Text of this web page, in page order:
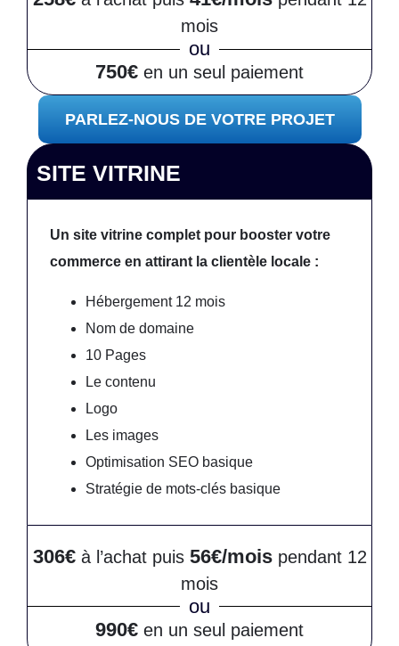
mois
ou
750€ en un seul paiement
PARLEZ-NOUS DE VOTRE PROJET
SITE VITRINE
Un site vitrine complet pour booster votre
commerce en attirant la clientèle locale :
Hébergement 12 mois
Nom de domaine
10 Pages
Le contenu
Logo
Les images
Optimisation SEO basique
Stratégie de mots-clés basique
306€ à l’achat puis 56€/mois pendant 12
mois
ou
990€ en un seul paiement